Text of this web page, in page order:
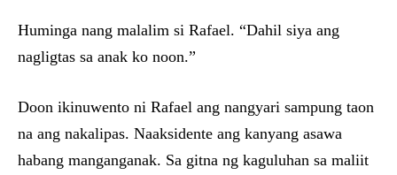
Huminga nang malalim si Rafael. “Dahil siya ang
nagligtas sa anak ko noon.”
Doon ikinuwento ni Rafael ang nangyari sampung taon
na ang nakalipas. Naaksidente ang kanyang asawa
habang manganganak. Sa gitna ng kaguluhan sa maliit